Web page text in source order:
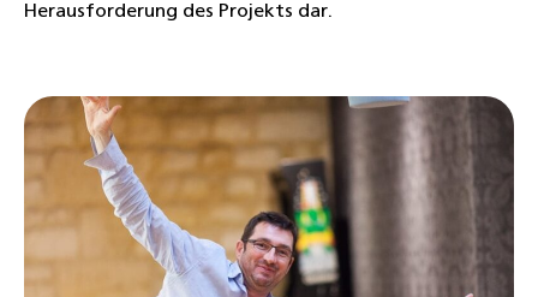
Herausforderung des Projekts dar.